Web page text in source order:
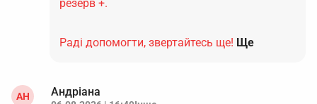
резерв +.
Раді допомогти, звертайтесь ще! Ще
АН Андріана